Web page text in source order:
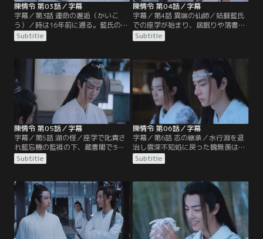
陳情令 第03話／字幕
字幕／第3話 運命の邂逅（かいこ
う）／時は16年前に遡る。藍氏の座
学に参加するため魏無羨、江澄たち
は彩衣鎮の宿に泊まろうとするが、
り切ったため、そのまま雲深不知処
へ向かうことに。宿に招状を忘れ、
取りに戻った魏無羨だったが、日は
暮れ閉まっていた山門から無断で潜
入したため…。
Subtitle
陳情令 第04話／字幕
字幕／第4話 異端の仙師／姑蘇藍氏
での座学が始まり、居眠りや落書き
をしてばかりで講義に身の入らない
魏無羨だったが、そこへ温氏の次男
てくる。温氏の宗主であり仙督の温
若寒が陰鉄の欠片を見つけるよう温
情に命じていたのだった。温情は雲
深不知処の裏山に結界が張られてい
ることに気づく。
Subtitle
陳情令 第05話／字幕
字幕／第5話 湖の怪／座学で叱責さ
れ藍忘機の監視の下、蔵書閣で3日
の筆写の罰を受けた魏無羨。花をつ
けた藍忘機の姿絵と春画を見せ藍忘
彩衣鎮では水の怪が出現し、碧霊湖
で舟に乗った人々を次々と落水させ
ているという事件が起きていた。知
らせを受けた藍氏宗主の藍曦臣
は…。
Subtitle
陳情令 第06話／字幕
字幕／第6話 志の継承／水行淵を退
治し雲深不知処に戻った魏無羨は江
澄たちと酒盛りをするが、その現場
を藍忘機に目撃されてしまう。魏無
るが、すぐに酔い潰れた藍忘機は魏
無羨の部屋で寝てしまう。翌朝、藍
啓仁は大いに怒って魏無羨や藍忘機
に重い罰を与えるのだった。一方、
藍曦臣は…。
Subtitle